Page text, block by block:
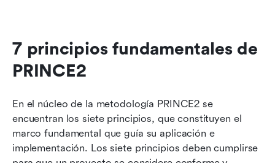
7 principios fundamentales de
PRINCE2
En el núcleo de la metodología PRINCE2 se
encuentran los siete principios, que constituyen el
marco fundamental que guía su aplicación e
implementación. Los siete principios deben cumplirse